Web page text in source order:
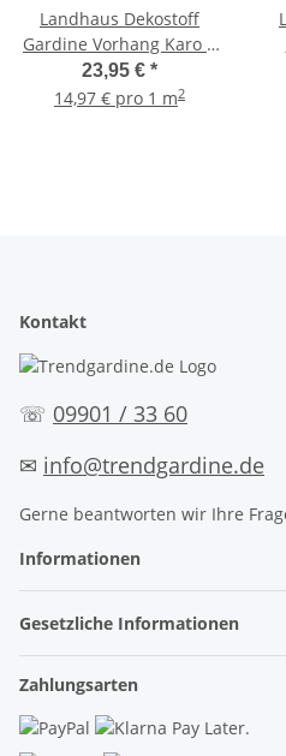
Landhaus Dekostoff
Gardine Vorhang Karo 1
cm natur grün
blickdicht, Meterware
23,95 € *
14,97 € pro 1 m2
Kontakt
☏ 09901 / 33 60
✉ info@trendgardine.de
Gerne beantworten wir Ihre
Informationen
Gesetzliche Informationen
Zahlungsarten